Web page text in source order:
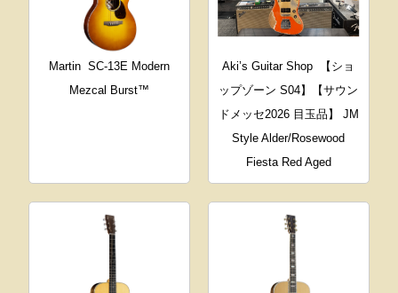
Martin SC-13E Modern
Mezcal Burst™
Aki’s Guitar Shop
【ショ
ップゾーン S04】【サウン
ドメッセ2026 目玉品】 JM
Style Alder/Rosewood
Fiesta Red Aged